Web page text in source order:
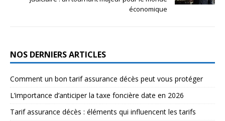
économique
NOS DERNIERS ARTICLES
Comment un bon tarif assurance décès peut vous protéger
L’importance d’anticiper la taxe foncière date en 2026
Tarif assurance décès : éléments qui influencent les tarifs